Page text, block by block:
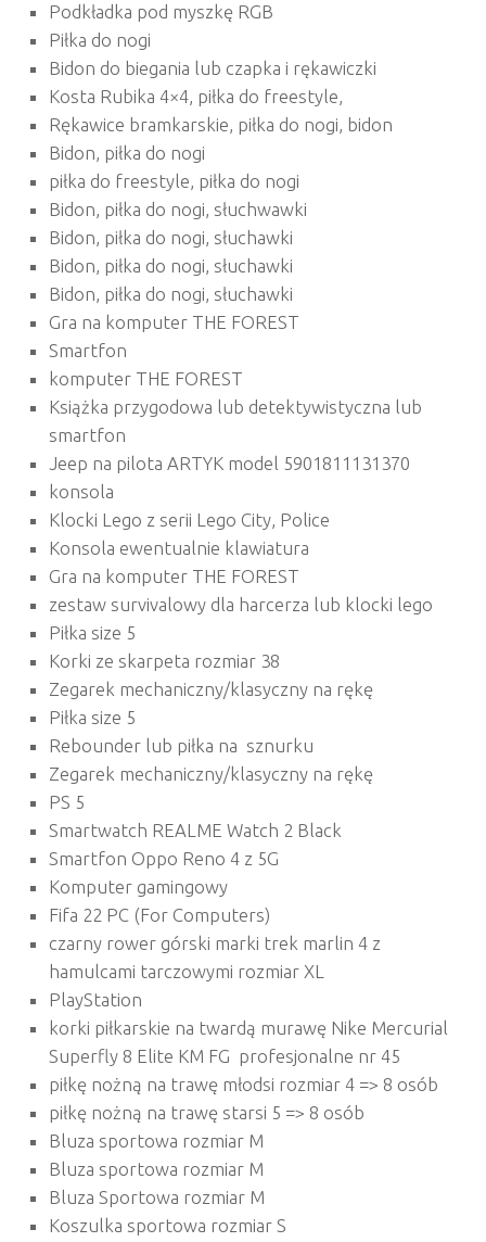
Podkładka pod myszkę RGB
Piłka do nogi
Bidon do biegania lub czapka i rękawiczki
Kosta Rubika 4×4, piłka do freestyle,
Rękawice bramkarskie, piłka do nogi, bidon
Bidon, piłka do nogi
piłka do freestyle, piłka do nogi
Bidon, piłka do nogi, słuchwawki
Bidon, piłka do nogi, słuchawki
Bidon, piłka do nogi, słuchawki
Bidon, piłka do nogi, słuchawki
Gra na komputer THE FOREST
Smartfon
komputer THE FOREST
Książka przygodowa lub detektywistyczna lub
smartfon
Jeep na pilota ARTYK model 5901811131370
konsola
Klocki Lego z serii Lego City, Police
Konsola ewentualnie klawiatura
Gra na komputer THE FOREST
zestaw survivalowy dla harcerza lub klocki lego
Piłka size 5
Korki ze skarpeta rozmiar 38
Zegarek mechaniczny/klasyczny na rękę
Piłka size 5
Rebounder lub piłka na sznurku
Zegarek mechaniczny/klasyczny na rękę
PS 5
Smartwatch REALME Watch 2 Black
Smartfon Oppo Reno 4 z 5G
Komputer gamingowy
Fifa 22 PC (For Computers)
czarny rower górski marki trek marlin 4 z
hamulcami tarczowymi rozmiar XL
PlayStation
korki piłkarskie na twardą murawę Nike Mercurial
Superfly 8 Elite KM FG profesjonalne nr 45
piłkę nożną na trawę młodsi rozmiar 4 => 8 osób
piłkę nożną na trawę starsi 5 => 8 osób
Bluza sportowa rozmiar M
Bluza sportowa rozmiar M
Bluza Sportowa rozmiar M
Koszulka sportowa rozmiar S